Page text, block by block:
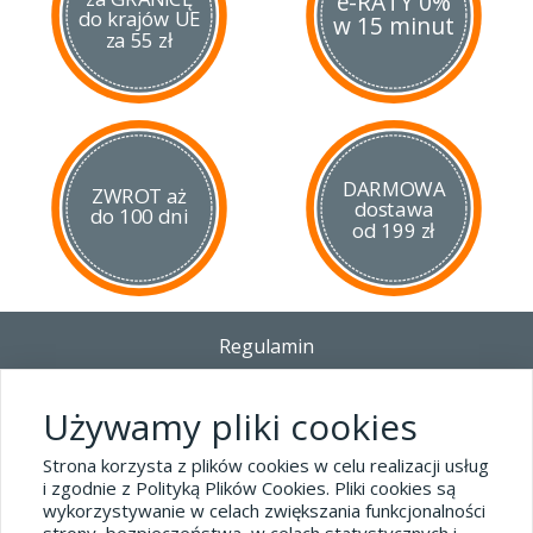
do krajów UE
za 55 zł w 15 minut
ZWROT aż
do 100 dni
DARMOWA
dostawa
od 199 zł
Regulamin
Polityka prywatności i pliki cookies
Blog
Dane kontaktowe
Używamy pliki cookies
Strona korzysta z plików cookies w celu realizacji usług
i zgodnie z Polityką Plików Cookies. Pliki cookies są
wykorzystywanie w celach zwiększania funkcjonalności